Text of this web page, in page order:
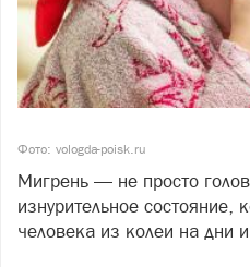
Фото: vologda-poisk.ru
Мигрень — не просто
изнурительное состояние,
человека из колеи на дни